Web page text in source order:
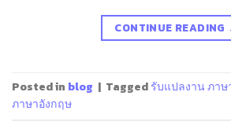
CONTINUE READING
Posted in blog | Taggedรับแปลงาน ภา
ภาษาอังกฤษ